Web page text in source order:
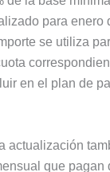
para enero
se utiliza
en el plan de
actualización
que pagan